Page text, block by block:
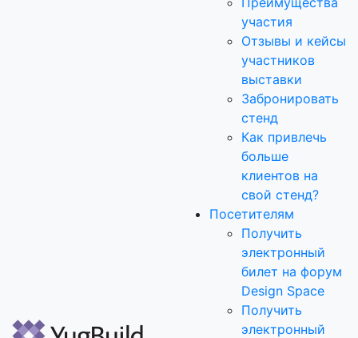
участия
Отзывы и кейсы
участников
выставки
Забронировать
стенд
Как привлечь
больше
клиентов на
свой стенд?
Посетителям
Получить
электронный
билет на форум
Design Space
Получить
электронный